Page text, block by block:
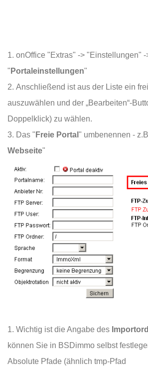
onOffice "Extras" -> "Einstellungen" -
" Portaleinstellungen"
Anschließend ist aus der Liste ein
auszuwählen und der „Bearbeiten“-
Doppelklick) zu wählen.
Das " Freie Portal " umbenennen -
Webseite"
Wichtig ist die Angabe des
können Sie in BSDimmo selbst
Absolute Pfade (ähnlich tmp-Pfad